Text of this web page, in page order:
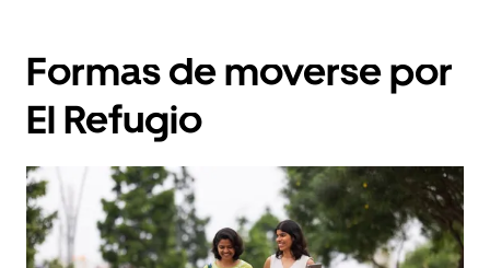
Formas de moverse por
El Refugio